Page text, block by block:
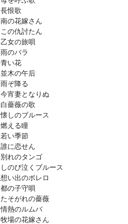
長恨歌
南の花嫁さん
この仇討たん
乙女の旅唄
雨のバラ
青い花
並木の午后
雨ぞ降る
今宵妻となりぬ
白薔薇の歌
懐しのブルース
燃える瞳
若い季節
誰に恋せん
別れのタンゴ
しのび泣くブルース
想い出のボレロ
都の子守唄
たそがれの薔薇
情熱のルムバ
牧場の花嫁さん